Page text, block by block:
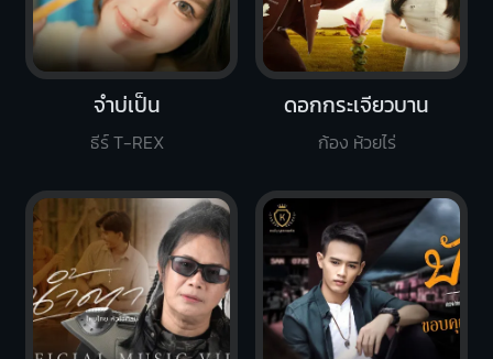
จำบ่เป็น
ธีร์ T-REX
ดอกกระเจียวบาน
ก้อง ห้วยไร่